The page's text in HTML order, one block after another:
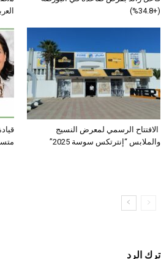
(+34.8%)
الافتتاح الرسمي لمعرض النسيج
والملابس “إنترتكس سوسة 2025”
ترك الرد